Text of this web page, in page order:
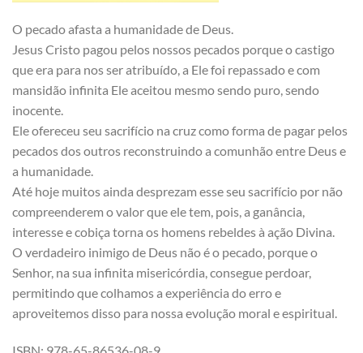
O pecado afasta a humanidade de Deus.
Jesus Cristo pagou pelos nossos pecados porque o castigo
que era para nos ser atribuído, a Ele foi repassado e com
mansidão infinita Ele aceitou mesmo sendo puro, sendo
inocente.
Ele ofereceu seu sacrifício na cruz como forma de pagar pelos
pecados dos outros reconstruindo a comunhão entre Deus e
a humanidade.
Até hoje muitos ainda desprezam esse seu sacrifício por não
compreenderem o valor que ele tem, pois, a ganância,
interesse e cobiça torna os homens rebeldes à ação Divina.
O verdadeiro inimigo de Deus não é o pecado, porque o
Senhor, na sua infinita misericórdia, consegue perdoar,
permitindo que colhamos a experiência do erro e
aproveitemos disso para nossa evolução moral e espiritual.